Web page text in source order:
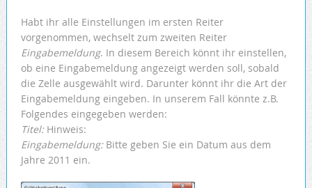
Habt ihr alle Einstellungen im ersten Reiter
vorgenommen, wechselt zum zweiten Reiter
Eingabemeldung. In diesem Bereich könnt ihr einstellen,
ob eine Eingabemeldung angezeigt werden soll, sobald
die Zelle ausgewählt wird. Darunter könnt ihr die Art der
Eingabemeldung eingeben. In unserem Fall könnte z.B.
Folgendes eingegeben werden:
Titel:Hinweis:
Eingabemeldung:Bitte geben Sie ein Datum aus dem
Jahre 2011 ein.